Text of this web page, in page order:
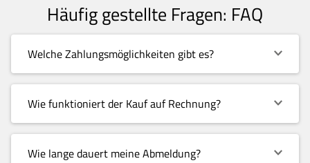
Häufig gestellte Fragen: FAQ
Welche Zahlungsmöglichkeiten gibt es?
Wie funktioniert der Kauf auf Rechnung?
Wie lange dauert meine Abmeldung?